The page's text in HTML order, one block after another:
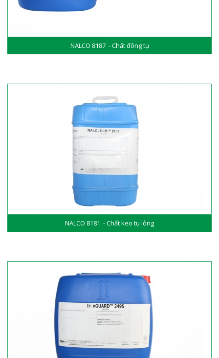
NALCO 8187 - Chất đông tụ
NALCO 8181 - Chất keo tụ lỏng